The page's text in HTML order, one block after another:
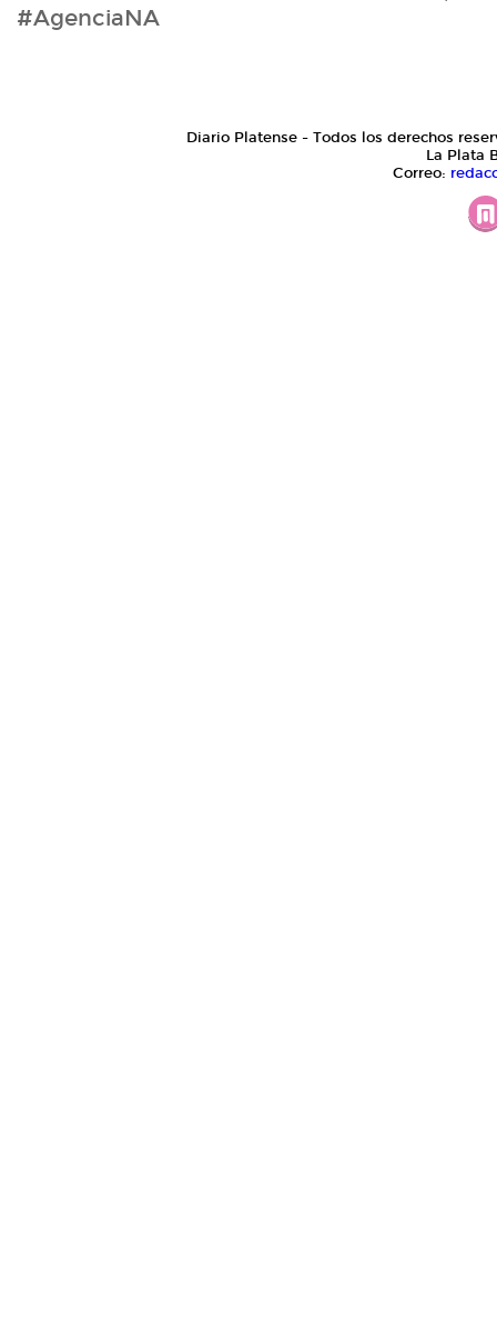
#AgenciaNA
Diario Platense - Todos los derechos
La Plata
Correo: